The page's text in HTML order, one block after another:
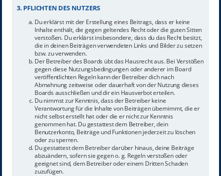
3. PFLICHTEN DES NUTZERS
Du erklärst mit der Erstellung eines Beitrags, dass er keine
Inhalte enthält, die gegen geltendes Recht oder die guten Sitten
verstoßen. Du erklärst insbesondere, dass du das Recht besitzt,
die in deinen Beiträgen verwendeten Links und Bilder zu setzen
bzw. zu verwenden.
Der Betreiber des Boards übt das Hausrecht aus. Bei Verstößen
gegen diese Nutzungsbedingungen oder anderer im Board
veröffentlichten Regeln kann der Betreiber dich nach
Abmahnung zeitweise oder dauerhaft von der Nutzung dieses
Boards ausschließen und dir ein Hausverbot erteilen.
Du nimmst zur Kenntnis, dass der Betreiber keine
Verantwortung für die Inhalte von Beiträgen übernimmt, die er
nicht selbst erstellt hat oder die er nicht zur Kenntnis
genommen hat. Du gestattest dem Betreiber, dein
Benutzerkonto, Beiträge und Funktionen jederzeit zu löschen
oder zu sperren.
Du gestattest dem Betreiber darüber hinaus, deine Beiträge
abzuändern, sofern sie gegen o. g. Regeln verstoßen oder
geeignet sind, dem Betreiber oder einem Dritten Schaden
zuzufügen.